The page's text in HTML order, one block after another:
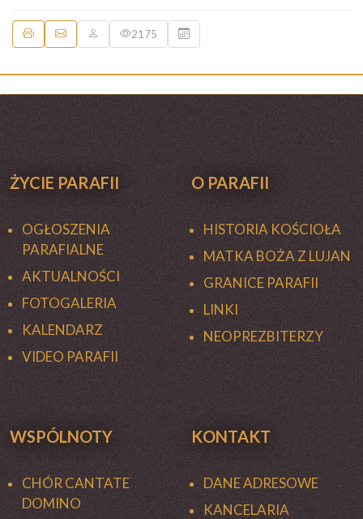
2175
ŻYCIE PARAFII
OGŁOSZENIA
PARAFIALNE
AKTUALNOŚCI
FOTOGALERIA
KALENDARZ
VIDEO PARAFII
O PARAFII
HISTORIA KOŚCIOŁA
MATKA BOŻA Z LUJAN
GRANICE PARAFII
LINKI
NEOPREZBITERZY
WSPÓLNOTY
CHÓR CANTATE
DOMINO
KONTAKT
DANE ADRESOWE
KANCELARIA